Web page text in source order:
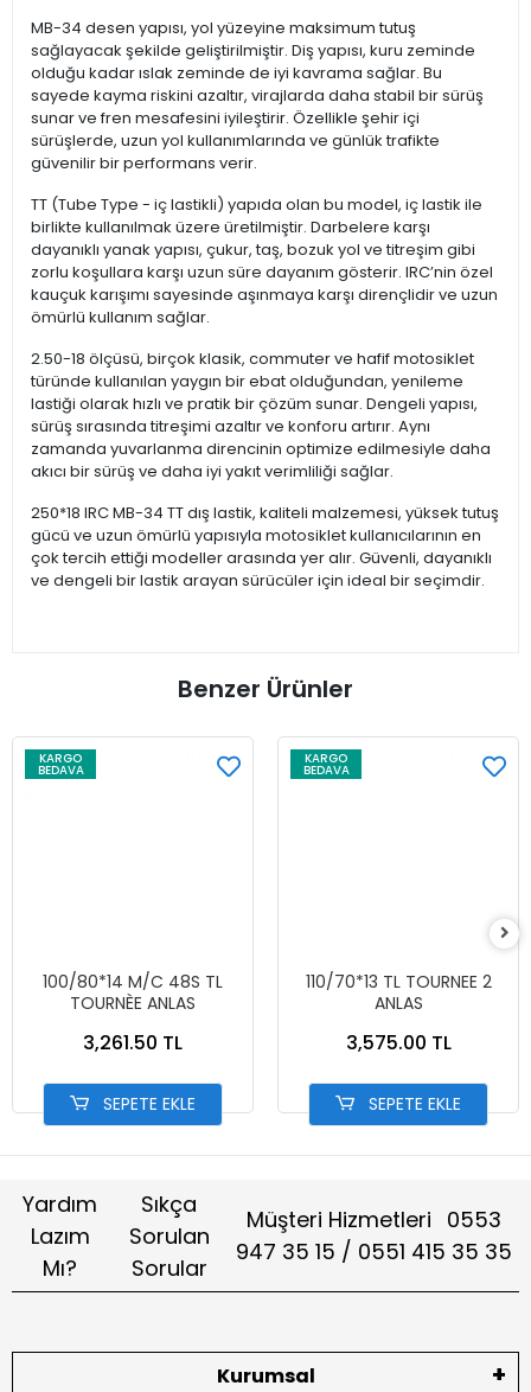
MB-34 desen yapısı, yol yüzeyine maksimum tutuş
sağlayacak şekilde geliştirilmiştir. Diş yapısı, kuru zeminde
olduğu kadar ıslak zeminde de iyi kavrama sağlar. Bu
sayede kayma riskini azaltır, virajlarda daha stabil bir sürüş
sunar ve fren mesafesini iyileştirir. Özellikle şehir içi
sürüşlerde, uzun yol kullanımlarında ve günlük trafikte
güvenilir bir performans verir.
TT (Tube Type - iç lastikli) yapıda olan bu model, iç lastik ile
birlikte kullanılmak üzere üretilmiştir. Darbelere karşı
dayanıklı yanak yapısı, çukur, taş, bozuk yol ve titreşim gibi
zorlu koşullara karşı uzun süre dayanım gösterir. IRC’nin özel
kauçuk karışımı sayesinde aşınmaya karşı dirençlidir ve uzun
ömürlü kullanım sağlar.
2.50-18 ölçüsü, birçok klasik, commuter ve hafif motosiklet
türünde kullanılan yaygın bir ebat olduğundan, yenileme
lastiği olarak hızlı ve pratik bir çözüm sunar. Dengeli yapısı,
sürüş sırasında titreşimi azaltır ve konforu artırır. Aynı
zamanda yuvarlanma direncinin optimize edilmesiyle daha
akıcı bir sürüş ve daha iyi yakıt verimliliği sağlar.
250*18 IRC MB-34 TT dış lastik, kaliteli malzemesi, yüksek tutuş
gücü ve uzun ömürlü yapısıyla motosiklet kullanıcılarının en
çok tercih ettiği modeller arasında yer alır. Güvenli, dayanıklı
ve dengeli bir lastik arayan sürücüler için ideal bir seçimdir.
Benzer Ürünler
KARGO
BEDAVA
100/80*14 M/C 48S TL
TOURNÈE ANLAS
3,261.50 TL
SEPETE EKLE
KARGO
BEDAVA
110/70*13 TL TOURNEE 2
ANLAS
3,575.00 TL
SEPETE EKLE
Yardım
Lazım
Mı?
Sıkça
Sorulan
Sorular
Müşteri Hizmetleri 0553
947 35 15 / 0551 415 35 35
Kurumsal